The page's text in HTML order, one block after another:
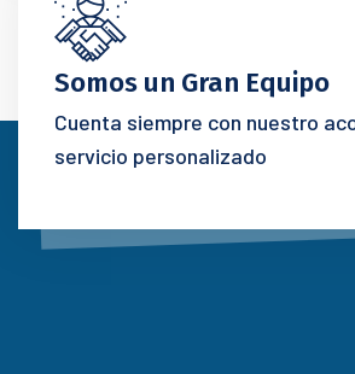
Somos un Gran Equipo
Cuenta siempre con nuestro
servicio personalizado